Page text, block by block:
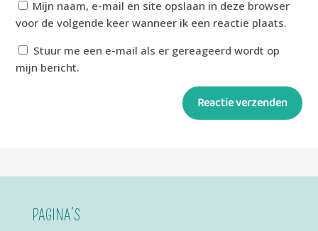
Mijn naam, e-mail en site opslaan in deze browser
voor de volgende keer wanneer ik een reactie plaats.
Stuur me een e-mail als er gereageerd wordt op
mijn bericht.
Reactie verzenden
PAGINA’S